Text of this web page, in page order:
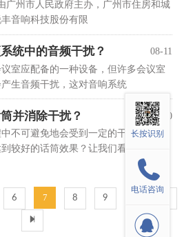
广州市人民政府主办，广州市住房和城
音响科技股份有限
08-11
统中的音频干扰？
室应配备的一种设备，但许多会议室
生音频干扰，这对音响系统
08-10
并消除干扰？
不可避免地会受到一定的干扰，如何
较好的话筒效果？让我们看
6 7 8 9
长按识别
电话咨询